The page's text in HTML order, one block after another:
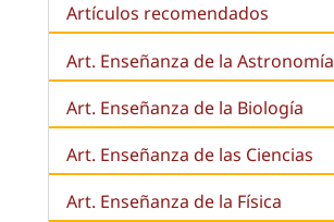
Artículos recomendados
Art. Enseñanza de la Astronomía
Art. Enseñanza de la Biología
Art. Enseñanza de las Ciencias
Art. Enseñanza de la Física